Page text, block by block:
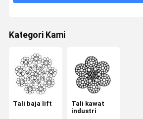
Kategori Kami
Tali baja lift
Tali kawat
industri